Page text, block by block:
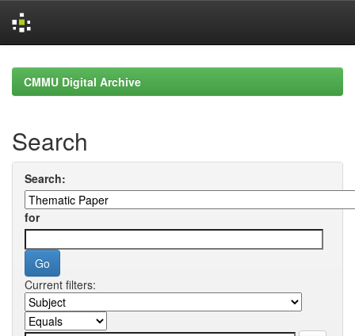
navigationCMMU Digital Archive
Search
Search:
for
Current filters: